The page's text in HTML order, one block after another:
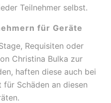
Teilnehmer selbst.
für Geräte
Requisiten oder
Christina Bulka zur
haften diese auch bei
Schäden an diesen